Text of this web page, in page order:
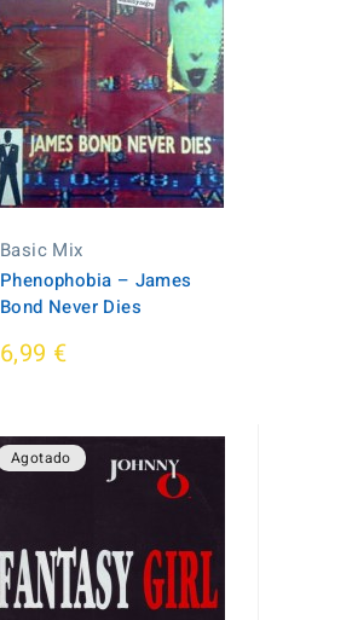
Basic Mix
Phenophobia ‎– James
Bond Never Dies
6,99 €
Agotado